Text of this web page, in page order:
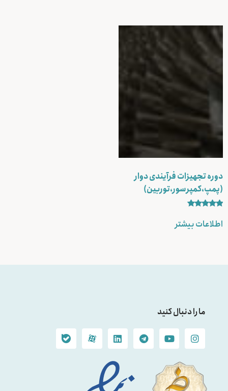
دوره تجهیزات فرآیندی دوار
(پمپ،کمپرسور،توربین)
5.00
از 5
اطلاعات بیشتر
ما را دنبال کنید